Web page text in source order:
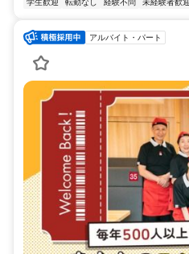
アルバイト・パート